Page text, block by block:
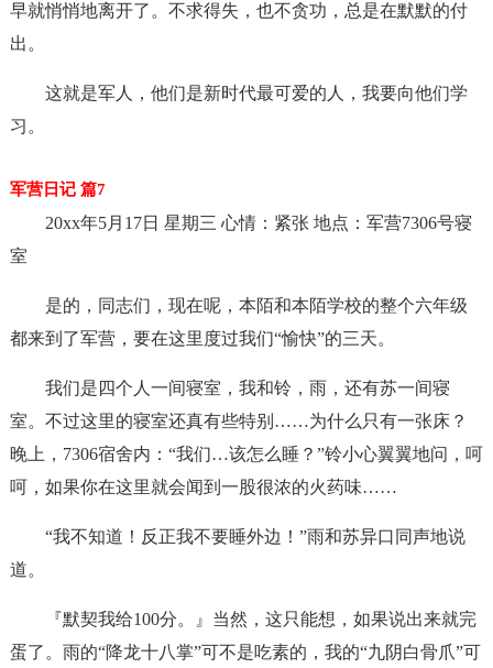
早就悄悄地离开了。不求得失，也不贪功，总是在默默的付
出。
这就是军人，他们是新时代最可爱的人，我要向他们学
习。
军营日记 篇7
20xx年5月17日 星期三 心情：紧张 地点：军营7306号寝
室
是的，同志们，现在呢，本陌和本陌学校的整个六年级
都来到了军营，要在这里度过我们“愉快”的三天。
我们是四个人一间寝室，我和铃，雨，还有苏一间寝
室。不过这里的寝室还真有些特别……为什么只有一张床？
晚上，7306宿舍内：“我们…该怎么睡？”铃小心翼翼地问，呵
呵，如果你在这里就会闻到一股很浓的火药味……
“我不知道！反正我不要睡外边！”雨和苏异口同声地说
道。
『默契我给100分。』当然，这只能想，如果说出来就完
蛋了。雨的“降龙十八掌”可不是吃素的，我的“九阴白骨爪”可